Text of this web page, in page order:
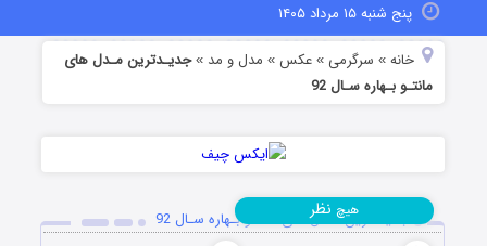
پنج شنبه ۱۵ مرداد ۱۴۰۵
خانه » سرگرمی »عکس » مدل و مد »جدیـدترین مـدل های
مانتـو بـهاره سـال 92
جدیـدترین مـدل های مانتـو بـهاره سـال 92
هیچ نظر